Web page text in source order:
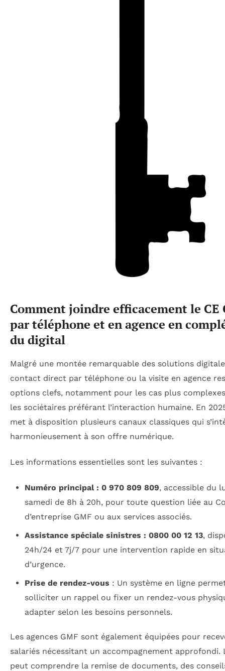
Comment joindre efficacement le CE
par téléphone et en agence en
du digital
Malgré une montée remarquable des solutions
contact direct par téléphone ou la visite en agence
options clefs, notamment pour les cas plus
les sociétaires préférant l’interaction humaine. En
met à disposition plusieurs canaux classiques qui
harmonieusement à son offre numérique.
Les informations essentielles sont les suivantes :
Numéro principal : 0 970 809 809, accessible du
samedi de 8h à 20h, pour toute question liée au
d’entreprise GMF ou aux services associés.
Assistance spéciale sinistres : 0800 00 12 13,
24h/24 et 7j/7 pour une intervention rapide en
d’urgence.
Prise de rendez-vous : Un système en ligne
solliciter un rappel ou fixer un rendez-vous
adapter selon les besoins personnels.
Les agences GMF sont également équipées pour
salariés nécessitant un accompagnement approfondi.
peut comprendre la remise de documents, des